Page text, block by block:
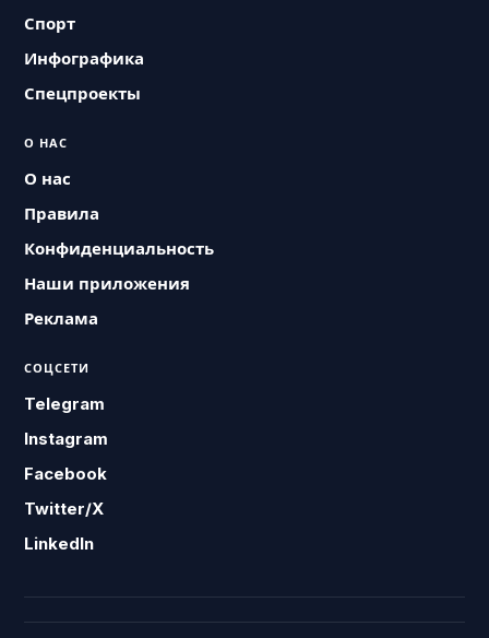
Спорт
Инфографика
Спецпроекты
О НАС
О нас
Правила
Конфиденциальность
Наши приложения
Реклама
СОЦСЕТИ
Telegram
Instagram
Facebook
Twitter/X
LinkedIn